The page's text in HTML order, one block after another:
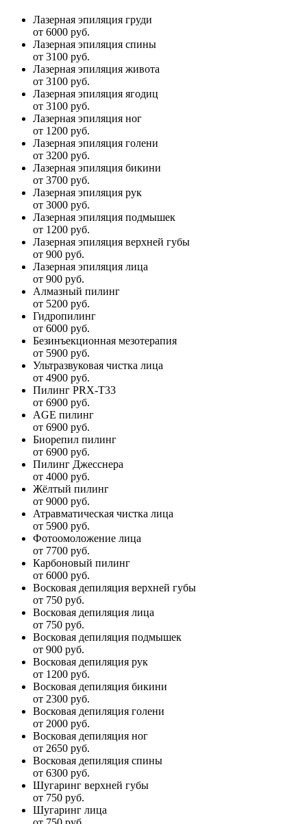
Лазерная эпиляция груди
от 6000 руб.
Лазерная эпиляция спины
от 3100 руб.
Лазерная эпиляция живота
от 3100 руб.
Лазерная эпиляция ягодиц
от 3100 руб.
Лазерная эпиляция ног
от 1200 руб.
Лазерная эпиляция голени
от 3200 руб.
Лазерная эпиляция бикини
от 3700 руб.
Лазерная эпиляция рук
от 3000 руб.
Лазерная эпиляция подмышек
от 1200 руб.
Лазерная эпиляция верхней губы
от 900 руб.
Лазерная эпиляция лица
от 900 руб.
Алмазный пилинг
от 5200 руб.
Гидропилинг
от 6000 руб.
Безинъекционная мезотерапия
от 5900 руб.
Ультразвуковая чистка лица
от 4900 руб.
Пилинг PRX-T33
от 6900 руб.
AGE пилинг
от 6900 руб.
Биорепил пилинг
от 6900 руб.
Пилинг Джесснера
от 4000 руб.
Жёлтый пилинг
от 9000 руб.
Атравматическая чистка лица
от 5900 руб.
Фотоомоложение лица
от 7700 руб.
Карбоновый пилинг
от 6000 руб.
Восковая депиляция верхней губы
от 750 руб.
Восковая депиляция лица
от 750 руб.
Восковая депиляция подмышек
от 900 руб.
Восковая депиляция рук
от 1200 руб.
Восковая депиляция бикини
от 2300 руб.
Восковая депиляция голени
от 2000 руб.
Восковая депиляция ног
от 2650 руб.
Восковая депиляция спины
от 6300 руб.
Шугаринг верхней губы
от 750 руб.
Шугаринг лица